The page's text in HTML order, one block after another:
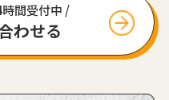
間受付中 /
わせる